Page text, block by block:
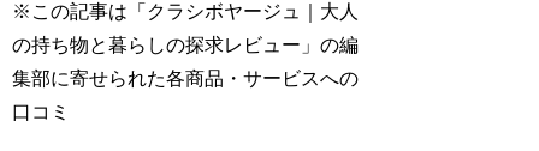
※この記事は「クラシボヤージュ｜大人
の持ち物と暮らしの探求レビュー」の編
集部に寄せられた各商品・サービスへの
口コミ